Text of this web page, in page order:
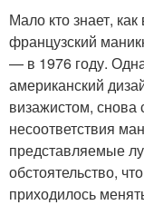
Мало кто знает,
французский
— в 1976 году.
американский
визажистом, снова
несоответствия
представляемые
обстоятельство,
приходилось